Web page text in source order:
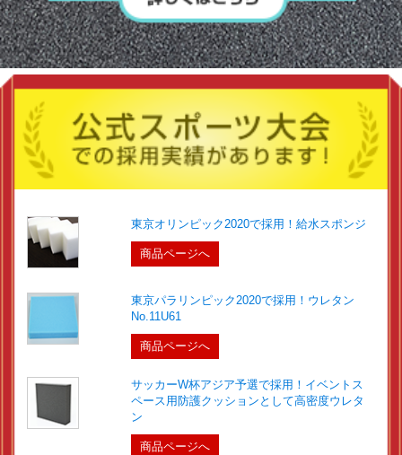
東京オリンピック2020で採用！給水スポンジ
商品ページへ
東京パラリンピック2020で採用！ウレタン
No.11U61
商品ページへ
サッカーW杯アジア予選で採用！イベントス
ペース用防護クッションとして高密度ウレタ
ン
商品ページへ